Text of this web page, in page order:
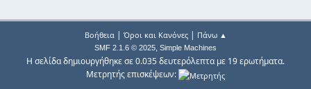
Βοήθεια| Όροι και Κανόνες| Πάνω ▲
SMF 2.1.6 © 2025, Simple Machines
Η σελίδα δημιουργήθηκε σε 0.035 δευτερόλεπτα με 19 ερωτήματα.
Μετρητής επισκέψεων: